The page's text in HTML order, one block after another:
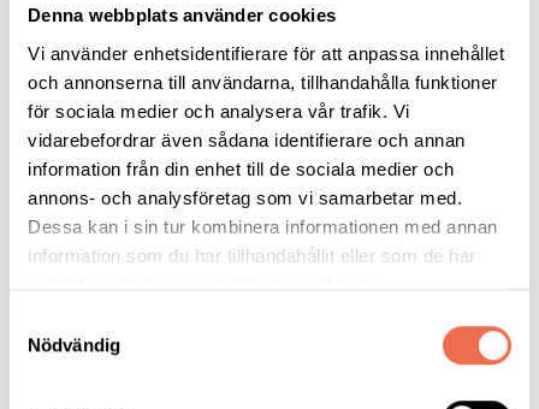
Denna webbplats använder cookies
Vi använder enhetsidentifierare för att anpassa innehållet
och annonserna till användarna, tillhandahålla funktioner
för sociala medier och analysera vår trafik. Vi
vidarebefordrar även sådana identifierare och annan
information från din enhet till de sociala medier och
annons- och analysföretag som vi samarbetar med.
Dessa kan i sin tur kombinera informationen med annan
information som du har tillhandahållit eller som de har
samlat in när du har använt deras tjänster.
Nödvändig